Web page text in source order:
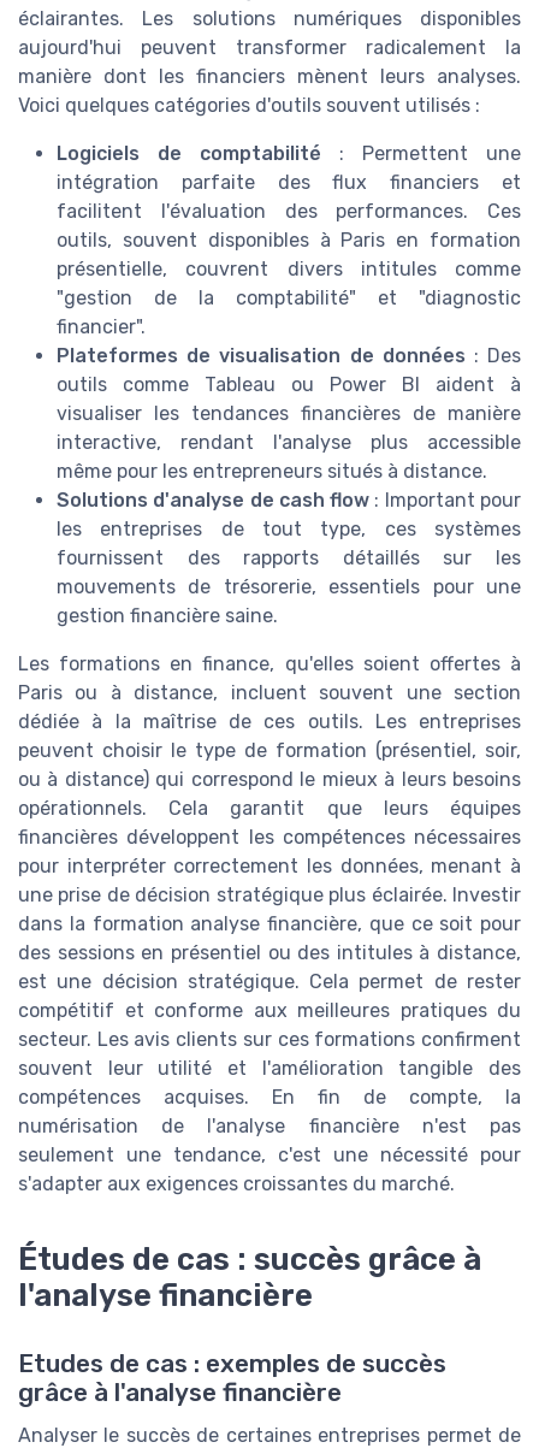
éclairantes. Les solutions numériques disponibles
aujourd'hui peuvent transformer radicalement la
manière dont les financiers mènent leurs analyses.
Voici quelques catégories d'outils souvent utilisés :
Logiciels de comptabilité : Permettent une
intégration parfaite des flux financiers et
facilitent l'évaluation des performances. Ces
outils, souvent disponibles à Paris en formation
présentielle, couvrent divers intitules comme
"gestion de la comptabilité" et "diagnostic
financier".
Plateformes de visualisation de données : Des
outils comme Tableau ou Power BI aident à
visualiser les tendances financières de manière
interactive, rendant l'analyse plus accessible
même pour les entrepreneurs situés à distance.
Solutions d'analyse de cash flow : Important pour
les entreprises de tout type, ces systèmes
fournissent des rapports détaillés sur les
mouvements de trésorerie, essentiels pour une
gestion financière saine.
Les formations en finance, qu'elles soient offertes à
Paris ou à distance, incluent souvent une section
dédiée à la maîtrise de ces outils. Les entreprises
peuvent choisir le type de formation (présentiel, soir,
ou à distance) qui correspond le mieux à leurs besoins
opérationnels. Cela garantit que leurs équipes
financières développent les compétences nécessaires
pour interpréter correctement les données, menant à
une prise de décision stratégique plus éclairée. Investir
dans la formation analyse financière, que ce soit pour
des sessions en présentiel ou des intitules à distance,
est une décision stratégique. Cela permet de rester
compétitif et conforme aux meilleures pratiques du
secteur. Les avis clients sur ces formations confirment
souvent leur utilité et l'amélioration tangible des
compétences acquises. En fin de compte, la
numérisation de l'analyse financière n'est pas
seulement une tendance, c'est une nécessité pour
s'adapter aux exigences croissantes du marché.
Études de cas : succès grâce à
l'analyse financière
Etudes de cas : exemples de succès
grâce à l'analyse financière
Analyser le succès de certaines entreprises permet de